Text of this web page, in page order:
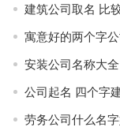
建筑公司取名 比
寓意好的两个字
安装公司名称大
公司起名 四个字
劳务公司什么名